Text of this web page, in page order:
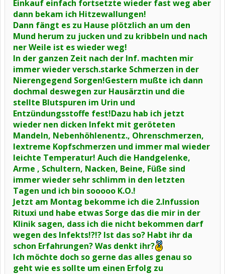
Einkauf einfach fortsetzte wieder fast weg aber
dann bekam ich Hitzewallungen!
Dann fängt es zu Hause plötzlich an um den
Mund herum zu jucken und zu kribbeln und nach
ner Weile ist es wieder weg!
In der ganzen Zeit nach der Inf. machten mir
immer wieder versch.starke Schmerzen in der
Nierengegend Sorgen!Gestern mußte ich dann
dochmal deswegen zur Hausärztin und die
stellte Blutspuren im Urin und
Entzündungsstoffe fest!Dazu hab ich jetzt
wieder nen dicken Infekt mit geröteten
Mandeln, Nebenhöhlenentz., Ohrenschmerzen,
lextreme Kopfschmerzen und immer mal wieder
leichte Temperatur! Auch die Handgelenke,
Arme , Schultern, Nacken, Beine, Füße sind
immer wieder sehr schlimm in den letzten
Tagen und ich bin sooooo K.O.!
Jetzt am Montag bekomme ich die 2.Infussion
Rituxi und habe etwas Sorge das die mir in der
Klinik sagen, dass ich die nicht bekommen darf
wegen des Infekts!?!? Ist das so? Habt ihr da
schon Erfahrungen? Was denkt ihr?
Ich möchte doch so gerne das alles genau so
geht wie es sollte um einen Erfolg zu